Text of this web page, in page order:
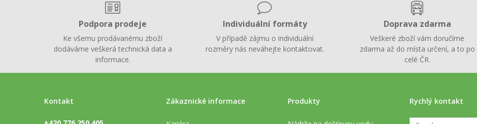
Podpora prodeje
Ke všemu prodávanému zboží
dodáváme veškerá technická data a
informace.
Individuální formáty
V případě zájmu o individuální
rozměry nás neváhejte kontaktovat.
Doprava zdarma
Veškeré zboží vám doručíme
zdarma až do místa určení, a to po
celé ČR.
Kontakt Zákaznické informace Produkty Rychlý kontakt